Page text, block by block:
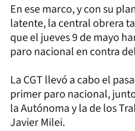
En ese marco, y con su
latente, la central obrera
que el jueves 9 de mayo
paro nacional en contra
La CGT llevó a cabo el
primer paro nacional,
la Autónoma y la de los
Javier Milei.